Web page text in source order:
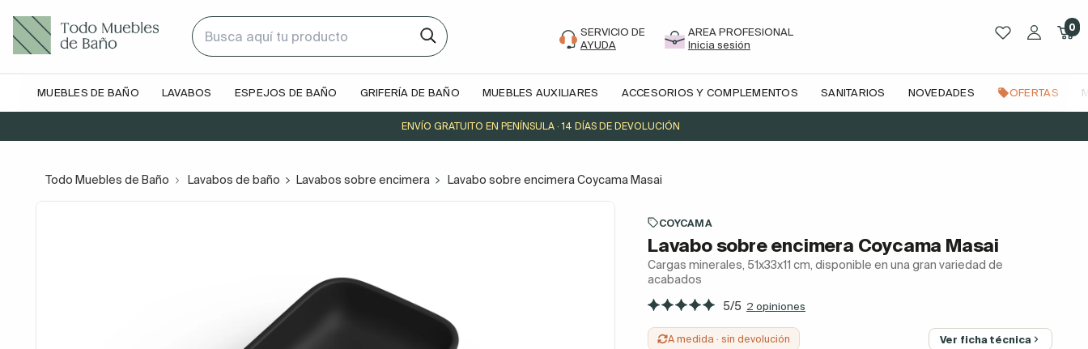
SERVICIO DE
AYUDA
AREA PROFESIONAL
Inicia sesión
0
MUEBLES DE BAÑO LAVABOS ESPEJOS DE BAÑO GRIFERÍA DE BAÑO MUEBLES AUXILIARES ACCESORIOS Y COMPLEMENTOS SANITARIOS NOVEDADES OFERTAS
ENVÍO GRATUITO EN PENÍNSULA · 14 DÍAS DE DEVOLUCIÓN
Todo Muebles de Baño Lavabos de baño Lavabos sobre encimera Lavabo sobre encimera Coycama Masai
COYCAMA
Lavabo sobre encimera Coycama Masai
Cargas minerales, 51x33x11 cm, disponible en una gran variedad de
acabados
5/5 2 opiniones
A medida · sin devolución Ver ficha técnica